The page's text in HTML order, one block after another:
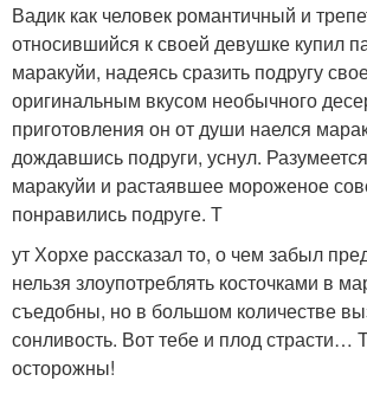
Вадик как человек романтичный и
относившийся к своей девушке купил
маракуйи, надеясь сразить подругу
оригинальным вкусом необычного
приготовления он от души наелся
дождавшись подруги, уснул.
маракуйи и растаявшее мороженое
понравились подруге. Т
ут Хорхе рассказал то, о чем забыл
нельзя злоупотреблять косточками в
съедобны, но в большом количестве
сонливость. Вот тебе и плод страсти…
осторожны!